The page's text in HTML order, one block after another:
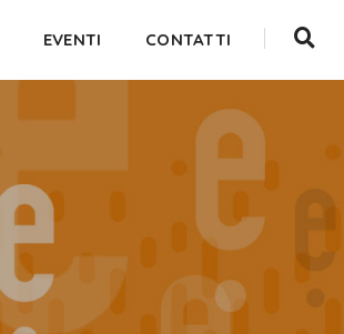
EVENTI CONTATTI